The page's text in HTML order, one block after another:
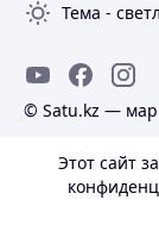
Тема -
© Satu.kz —
Этот сайт